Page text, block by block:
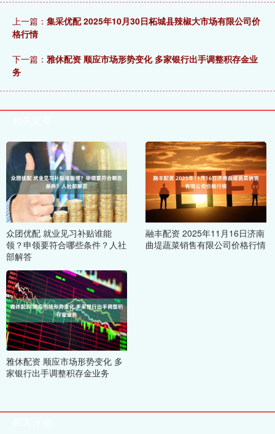
上一篇： 集采优配 2025年10月30日柘城县辣椒大市场有限公司价
格行情
下一篇： 雅休配资 顺应市场形势变化 多家银行出手调整积存金业
务
众团优配 就业见习补贴谁能
领？申领要符合哪些条件？人社
部解答
融丰配资 2025年11月16日济南
曲堤蔬菜销售有限公司价格行情
雅休配资 顺应市场形势变化 多
家银行出手调整积存金业务